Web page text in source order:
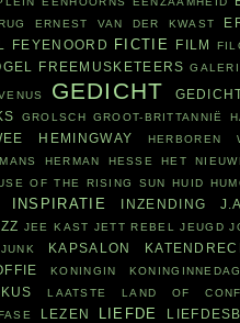
ERNEST VAN DER KWAST
FEYENOORD FICTIE FILM
FREEMUSKETEERS
GEDICHT
GROLSCH GROOT-BRITTANNIË
HEMINGWAY HERBOREN
HERMAN HESSE HET
OF THE RISING SUN HUID
INSPIRATIE INZENDING
JEE KAST JETT REBEL JEUGD
JUNK KAPSALON
KONINGIN KONINGINNEDAG
KUS LAATSTE LAND OF
LEZEN LIEFDE